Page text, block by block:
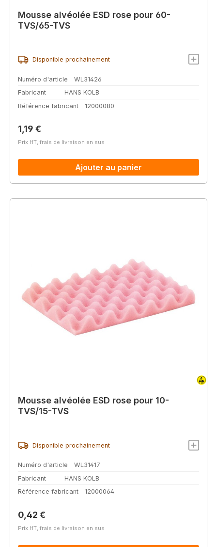
Mousse alvéolée ESD rose pour 60-
TVS/65-TVS
Disponible prochainement
Numéro d'article
WL31426
Fabricant
HANS KOLB
Référence fabricant
12000080
Prix régulier :
1,19 €
Prix HT, frais de livraison en sus
Ajouter au panier
Mousse alvéolée ESD rose pour 10-
TVS/15-TVS
Disponible prochainement
Numéro d'article
WL31417
Fabricant
HANS KOLB
Référence fabricant
12000064
Prix régulier :
0,42 €
Prix HT, frais de livraison en sus